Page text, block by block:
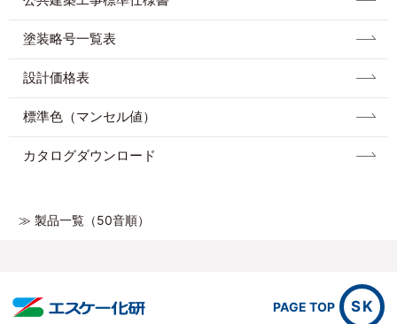
塗装略号一覧表
設計価格表
標準色（マンセル値）
カタログダウンロード
≫ 製品一覧（50音順）
PAGE TOP SK